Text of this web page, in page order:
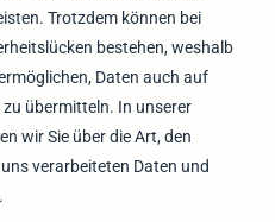
Trotzdem können bei
bestehen, weshalb
Daten auch auf
übermitteln. In unserer
wir Sie über die Art, den
verarbeiteten Daten und